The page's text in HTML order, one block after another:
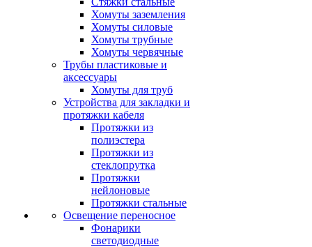
Хомуты заземления
Хомуты силовые
Хомуты трубные
Хомуты червячные
Трубы пластиковые и
аксессуары
Хомуты для труб
Устройства для закладки и
протяжки кабеля
Протяжки из
полиэстера
Протяжки из
стеклопрутка
Протяжки
нейлоновые
Протяжки стальные
Освещение переносное
Фонарики
светодиодные